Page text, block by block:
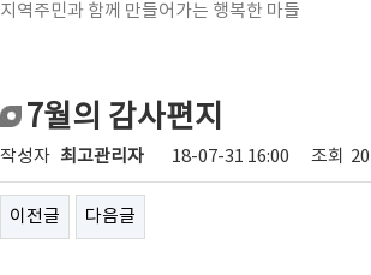
지역주민과 함께 만들어가는 행복한 마들
7월의 감사편지
작성자 최고관리자 18-07-31 16:00 조회
이전글 다음글